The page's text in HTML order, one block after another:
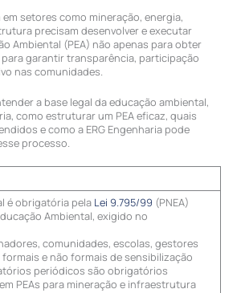
setores como mineração, energia,
precisam desenvolver e executar
Ambiental (PEA) não apenas para obter
garantir transparência, participação
nas comunidades.
a base legal da educação ambiental,
como estruturar um PEA eficaz, quais
e como a ERG Engenharia pode
processo.
é obrigatória pela Lei 9.795/99 (PNEA)
Ambiental, exigido no
comunidades, escolas, gestores
formais e não formais de sensibilização
periódicos são obrigatórios
PEAs para mineração e infraestrutura